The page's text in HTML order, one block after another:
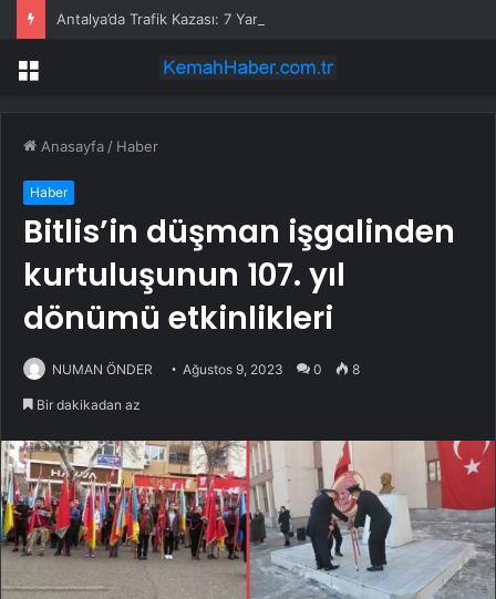
Antalya’da Trafik Kazası: 7 Yaralı
Menü
Anasayfa / Haber
Haber
Bitlis’in düşman işgalinden
kurtuluşunun 107. yıl
dönümü etkinlikleri
NUMAN ÖNDER Ağustos 9, 2023 0 8
Bir dakikadan az